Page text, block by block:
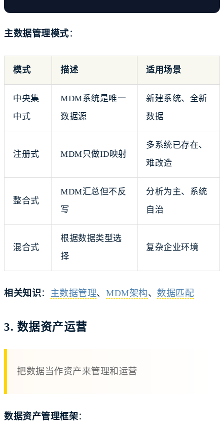
主数据管理模式：
模式 描述 适用场景
中央集
中式
MDM系统是唯一
数据源
新建系统、全新
数据
注册式 MDM只做ID映射
多系统已存在、
难改造
整合式
MDM汇总但不反
写
分析为主、系统
自治
混合式
根据数据类型选
择
复杂企业环境
相关知识 ： 主数据管理、 MDM架构、 数据匹配
3. 数据资产运营
把数据当作资产来管理和运营
数据资产管理框架：